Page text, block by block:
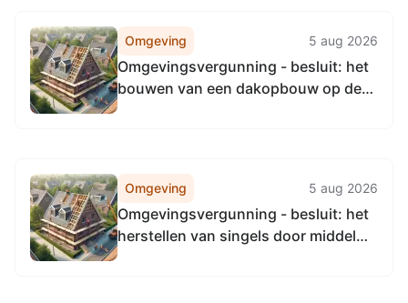
Omgeving 5 aug 2026
Omgevingsvergunning - besluit: het
bouwen van een dakopbouw op de
Omgeving 5 aug 2026
Omgevingsvergunning - besluit: het
herstellen van singels door middel